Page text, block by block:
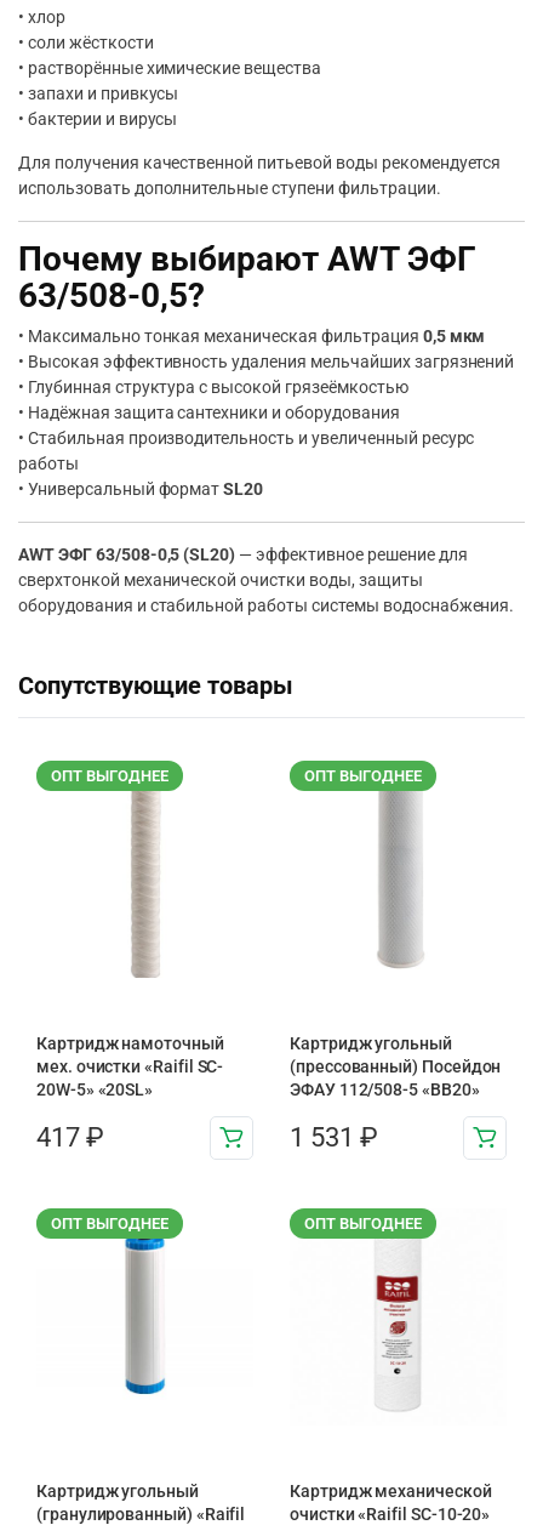
• хлор
• соли жёсткости
• растворённые химические вещества
• запахи и привкусы
• бактерии и вирусы
Для получения качественной питьевой воды рекомендуется
использовать дополнительные ступени фильтрации.
Почему выбирают AWT ЭФГ
63/508-0,5?
• Максимально тонкая механическая фильтрация 0,5 мкм
• Высокая эффективность удаления мельчайших загрязнений
• Глубинная структура с высокой грязеёмкостью
• Надёжная защита сантехники и оборудования
• Стабильная производительность и увеличенный ресурс
работы
• Универсальный форматSL20
AWT ЭФГ 63/508-0,5 (SL20) — эффективное решение для
сверхтонкой механической очистки воды, защиты
оборудования и стабильной работы системы водоснабжения.
Сопутствующие товары
ОПТ ВЫГОДНЕЕ
Картридж намоточный
мех. очистки «Raifil SC-
20W-5» «20SL»
417 ₽
ОПТ ВЫГОДНЕЕ
Картридж угольный
(прессованный) Посейдон
ЭФАУ 112/508-5 «BB20»
1 531 ₽
ОПТ ВЫГОДНЕЕ
Картридж угольный
(гранулированный) «Raifil
ОПТ ВЫГОДНЕЕ
Картридж механической
очистки «Raifil SC-10-20»